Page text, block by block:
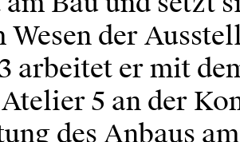
Wesen der
arbeitet er mit
5 an der
des Anbaus am